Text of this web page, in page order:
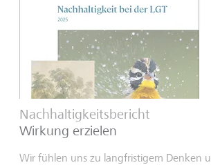
Nachhaltigkeitsbericht
Wirkung erzielen
Wir fühlen uns zu langfristigem Denken